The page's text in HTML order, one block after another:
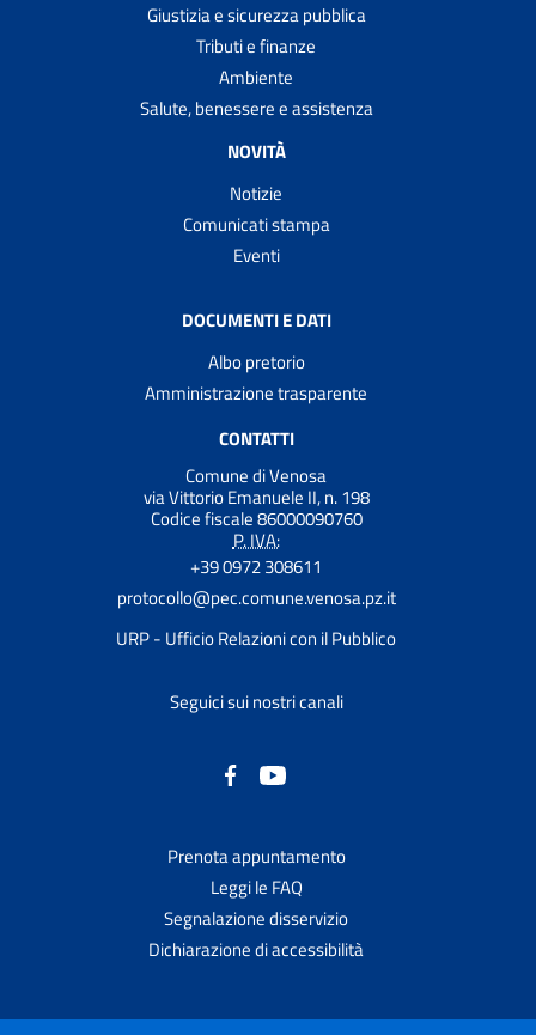
Giustizia e sicurezza pubblica
Tributi e finanze
Ambiente
Salute, benessere e assistenza
NOVITÀ
Notizie
Comunicati stampa
Eventi
DOCUMENTI E DATI
Albo pretorio
Amministrazione trasparente
CONTATTI
Comune di Venosa
via Vittorio Emanuele II, n. 198
Codice fiscale 86000090760
P. IVA:
+39 0972 308611
protocollo@pec.comune.venosa.pz.it
URP - Ufficio Relazioni con il Pubblico
Seguici sui nostri canali
Prenota appuntamento
Leggi le FAQ
Segnalazione disservizio
Dichiarazione di accessibilità